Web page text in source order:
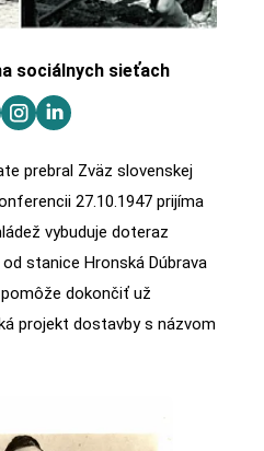
sociálnych sieťach
prebral Zväz slovenskej
27.10.1947 prijíma
vybuduje doteraz
stanice Hronská Dúbrava
dokončiť už
projekt dostavby s názvom